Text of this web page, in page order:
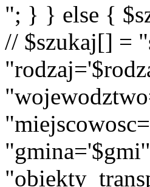
"; } } else {
// $szukaj[] =